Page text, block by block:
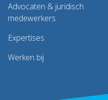
Advocaten & juridisch
medewerkers
Expertises
Werken bij